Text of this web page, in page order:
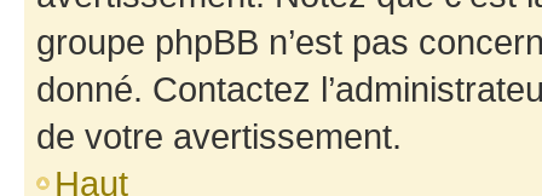
groupe phpBB n’est pas
donné. Contactez
de votre avertissement.
Haut